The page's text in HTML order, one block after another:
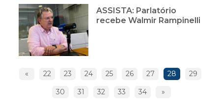
ASSISTA: Parlatório
recebe Walmir Rampinelli
« 22 23 24 25 26 27 28 29
30 31 32 33 34 »